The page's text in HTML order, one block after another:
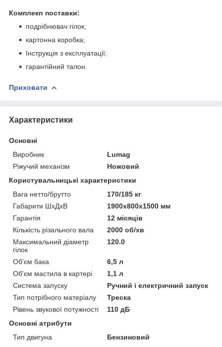
Комплекn поставки:
подрібнювач гілок;
картонна коробка;
Інструкція з експлуатації;
гарантійний талон.
Приховати
Характеристики
Основні
Виробник
Lumag
Ріжучий механізм
Ножовий
Користувальницькі характеристики
Вага нетто/брутто
170/185 кг
Габарити ШхДхВ
1900х800х1500 мм
Гарантія
12 місяців
Кількість різального вала
2000 об/хв
Максимальний діаметр
гілок
120.0
Об'єм бака
6,5 л
Об'єм мастила в картері
1,1 л
Система запуску
Ручний і електричний запуск
Тип потрібного матеріалу
Треска
Рівень звукової потужності
110 дБ
Основні атрибути
Тип двигуна
Бензиновий